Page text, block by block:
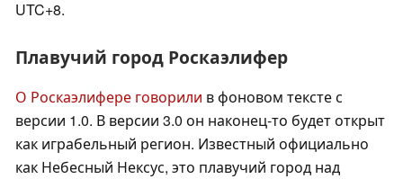
UTC+8.
Плавучий город Роскаэлифер
О Роскаэлифере говорили в фоновом тексте с
версии 1.0. В версии 3.0 он наконец-то будет открыт
как играбельный регион. Известный официально
как Небесный Нексус, это плавучий город над